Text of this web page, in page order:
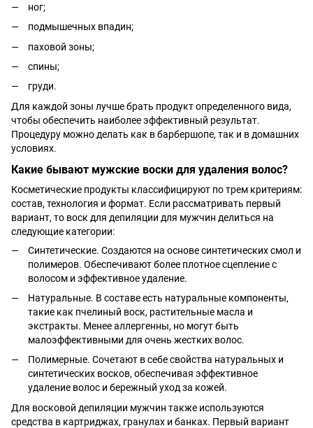
ног;
подмышечных впадин;
паховой зоны;
спины;
груди.
Для каждой зоны лучше брать продукт определенного вида,
чтобы обеспечить наиболее эффективный результат.
Процедуру можно делать как в барбершопе, так и в домашних
условиях.
Какие бывают мужские воски для удаления волос?
Косметические продукты классифицируют по трем критериям:
состав, технология и формат. Если рассматривать первый
вариант, то воск для депиляции для мужчин делиться на
следующие категории:
Синтетические. Создаются на основе синтетических смол и
полимеров. Обеспечивают более плотное сцепление с
волосом и эффективное удаление.
Натуральные. В составе есть натуральные компоненты,
такие как пчелиный воск, растительные масла и
экстракты. Менее аллергенны, но могут быть
малоэффективными для очень жестких волос.
Полимерные. Сочетают в себе свойства натуральных и
синтетических восков, обеспечивая эффективное
удаление волос и бережный уход за кожей.
Для восковой депиляции мужчин также используются
средства в картриджах, гранулах и банках. Первый вариант